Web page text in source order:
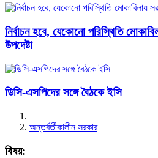
নির্বাচন হবে, যেকোনো পরিস্থিতি
উপদেষ্টা
ডিসি-এসপিদের সঙ্গে বৈঠকে ইসি
অন্তর্বর্তীকালীন সরকার
বিষয়: